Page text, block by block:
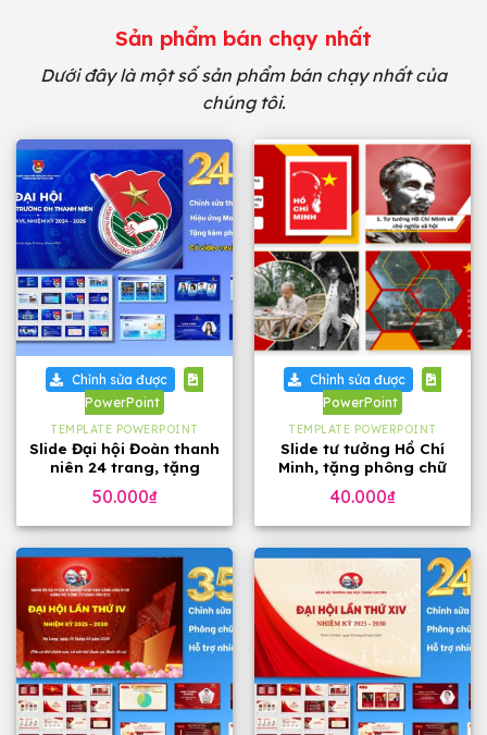
Sản phẩm bán chạy nhất
Dưới đây là một số sản phẩm bán chạy nhất của
chúng tôi.
Chỉnh sửa được
PowerPoint
TEMPLATE POWERPOINT
Slide Đại hội Đoàn thanh
niên 24 trang, tặng
50.000₫
Chỉnh sửa được
PowerPoint
TEMPLATE POWERPOINT
Slide tư tưởng Hồ Chí
Minh, tặng phông chữ
40.000₫